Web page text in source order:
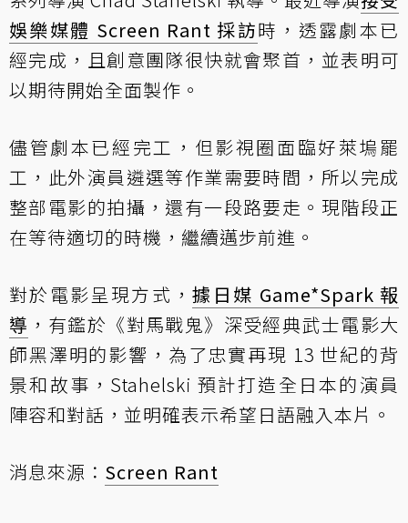
娛樂媒體 Screen Rant 採訪時，透露劇本已
經完成，且創意團隊很快就會聚首，並表明可
以期待開始全面製作。
儘管劇本已經完工，但影視圈面臨好萊塢罷
工，此外演員遴選等作業需要時間，所以完成
整部電影的拍攝，還有一段路要走。現階段正
在等待適切的時機，繼續邁步前進。
對於電影呈現方式，據日媒 Game*Spark 報
導 ，有鑑於《對馬戰鬼》深受經典武士電影大
師黑澤明的影響，為了忠實再現 13 世紀的背
景和故事，Stahelski 預計打造全日本的演員
陣容和對話，並明確表示希望日語融入本片。
消息來源： Screen Rant